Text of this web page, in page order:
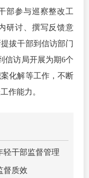
部参与巡察整改工
研讨、撰写反馈意
拔干部到信访部门
信访局开展为期6个
化解等工作，不断
作能力。
轻干部监督管理
督质效